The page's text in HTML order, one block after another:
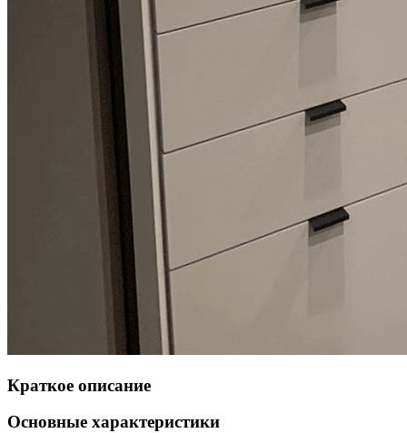
Краткое описание
Основные характеристики